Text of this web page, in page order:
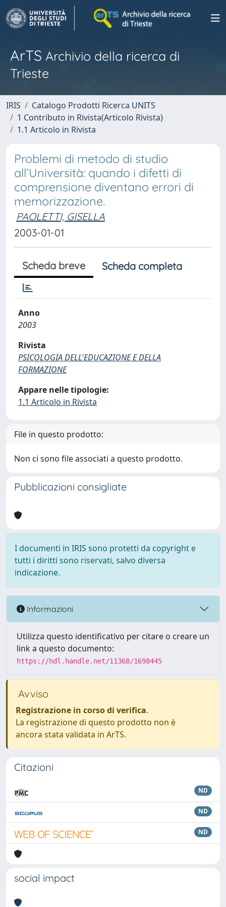
ArTS Archivio della ricerca di
Trieste
IRIS
Catalogo Prodotti Ricerca UNITS
1 Contributo in Rivista(Articolo Rivista)
1.1 Articolo in Rivista
Problemi di metodo di studio
all’Università: quando i difetti di
comprensione diventano errori di
memorizzazione.
PAOLETTI, GISELLA
2003-01-01
Scheda breve Scheda completa
Anno
2003
Rivista
PSICOLOGIA DELL'EDUCAZIONE E DELLA
FORMAZIONE
Appare nelle tipologie:
1.1 Articolo in Rivista
File in questo prodotto:
Non ci sono file associati a questo prodotto.
Pubblicazioni consigliate
I documenti in IRIS sono protetti da copyright e
tutti i diritti sono riservati, salvo diversa
indicazione.
Informazioni
Utilizza questo identificativo per citare o creare un
link a questo documento:
https://hdl.handle.net/11368/1698445
Avviso
Registrazione in corso di verifica.
La registrazione di questo prodotto non è
ancora stata validata in ArTS.
Citazioni
ND
ND
ND
social impact